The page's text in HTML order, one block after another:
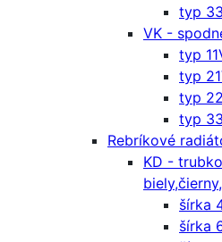
typ
VK -
typ
typ
typ
typ
Rebríkové
KD -
šírka
šírka